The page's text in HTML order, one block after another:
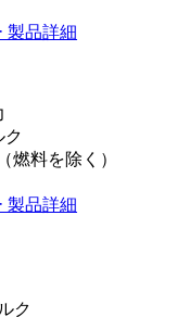
製品詳細
ク
燃料を除く）
製品詳細
ク